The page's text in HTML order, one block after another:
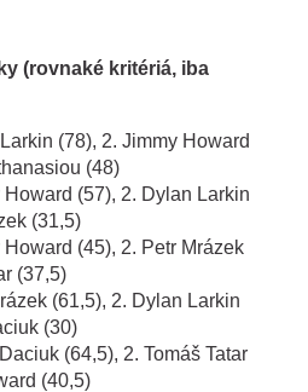
(rovnaké kritériá, iba
(78), 2. Jimmy Howard
(48)
Howard (57), 2. Dylan Larkin
(31,5)
Howard (45), 2. Petr Mrázek
(37,5)
(61,5), 2. Dylan Larkin
(30)
(64,5), 2. Tomáš Tatar
(40,5)